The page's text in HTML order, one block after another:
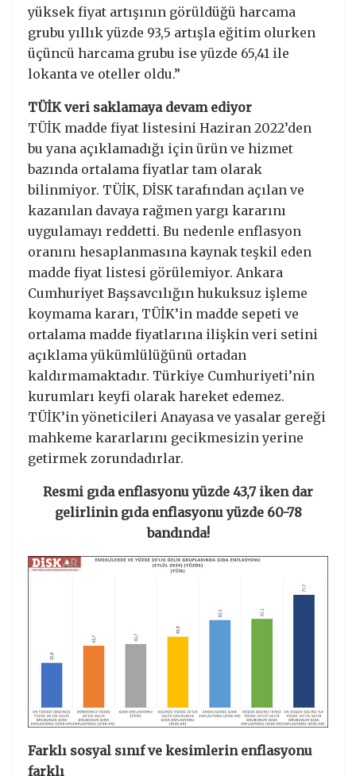
yüksek fiyat artışının görüldüğü harcama
grubu yıllık yüzde 93,5 artışla eğitim olurken
üçüncü harcama grubu ise yüzde 65,41 ile
lokanta ve oteller oldu.”
TÜİK veri saklamaya devam ediyor
TÜİK madde fiyat listesini Haziran 2022’den
bu yana açıklamadığı için ürün ve hizmet
bazında ortalama fiyatlar tam olarak
bilinmiyor. TÜİK, DİSK tarafından açılan ve
kazanılan davaya rağmen yargı kararını
uygulamayı reddetti. Bu nedenle enflasyon
oranını hesaplanmasına kaynak teşkil eden
madde fiyat listesi görülemiyor. Ankara
Cumhuriyet Başsavcılığın hukuksuz işleme
koymama kararı, TÜİK’in madde sepeti ve
ortalama madde fiyatlarına ilişkin veri setini
açıklama yükümlülüğünü ortadan
kaldırmamaktadır. Türkiye Cumhuriyeti’nin
kurumları keyfi olarak hareket edemez.
TÜİK’in yöneticileri Anayasa ve yasalar gereği
mahkeme kararlarını gecikmesizin yerine
getirmek zorundadırlar.
Resmi gıda enflasyonu yüzde 43,7 iken dar
gelirlinin gıda enflasyonu yüzde 60-78
bandında!
Farklı sosyal sınıf ve kesimlerin enflasyonu
farklı